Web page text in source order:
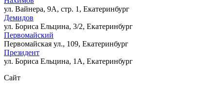
ул. Вайнера, 9А, стр. 1, Екатеринбург
Демидов
ул. Бориса Ельцина, 3/2, Екатеринбург
Первомайский
Первомайская ул., 109, Екатеринбург
Президент
ул. Бориса Ельцина, 1А, Екатеринбург
Сайт